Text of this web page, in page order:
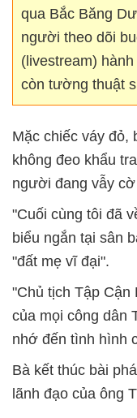
qua Bắc Băng
người theo dõi
(livestream)
còn tường thuật
Mặc chiếc váy đỏ,
không đeo khẩu
người đang vẫy
"Cuối cùng tôi đã
biểu ngắn tại sân
"đất mẹ vĩ đại".
"Chủ tịch Tập Cận
của mọi công dân
nhớ đến tình hình
Bà kết thúc bài
lãnh đạo của ông